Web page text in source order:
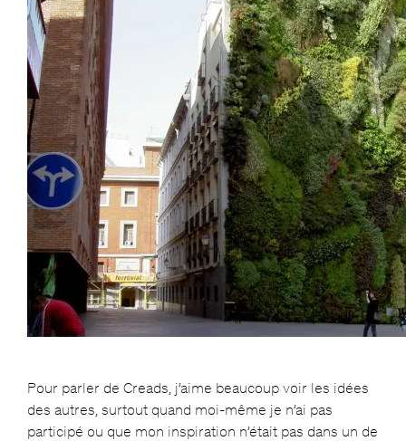
Pour parler de Creads, j’aime beaucoup voir les idées
des autres, surtout quand moi-même je n’ai pas
participé ou que mon inspiration n’était pas dans un de